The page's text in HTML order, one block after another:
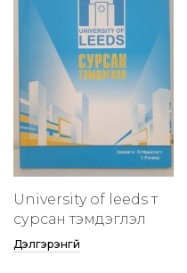
University of leeds т
сурсан тэмдэглэл
Дэлгэрэнгүй